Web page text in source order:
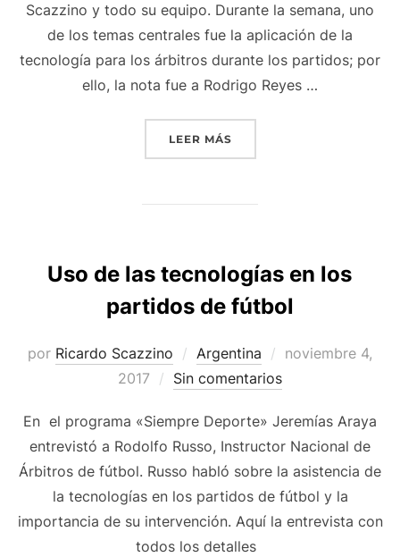
Scazzino y todo su equipo. Durante la semana, uno
de los temas centrales fue la aplicación de la
tecnología para los árbitros durante los partidos; por
ello, la nota fue a Rodrigo Reyes …
LEER MÁS«UTILIZACIÓN DE LA
Uso de las tecnologías en los
partidos de fútbol
por Ricardo Scazzino Argentina
Publicado
noviembre 4,
2017
Sin comentarios
En el programa «Siempre Deporte» Jeremías Araya
entrevistó a Rodolfo Russo, Instructor Nacional de
Árbitros de fútbol. Russo habló sobre la asistencia de
la tecnologías en los partidos de fútbol y la
importancia de su intervención. Aquí la entrevista con
todos los detalles